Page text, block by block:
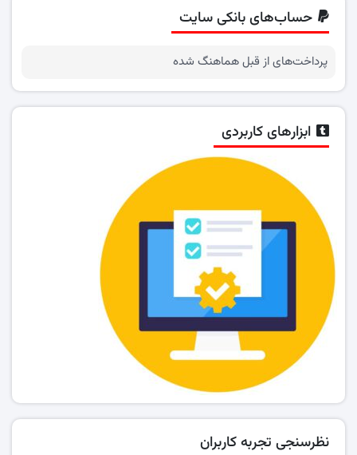
حساب‌های بانکی سایت
پرداخت‌های از قبل هماهنگ شده
ابزارهای کاربردی
نظرسنجی تجربه کاربران